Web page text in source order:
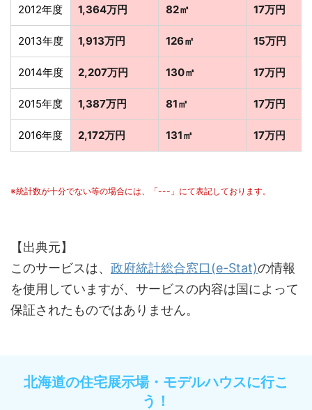
2012年度 1,364万円 82㎡ 17万円
2013年度 1,913万円 126㎡ 15万円
2014年度 2,207万円 130㎡ 17万円
2015年度 1,387万円 81㎡ 17万円
2016年度 2,172万円 131㎡ 17万円
※統計数が十分でない等の場合には、「---」にて表記しております。
【出典元】
このサービスは、 政府統計総合窓口(e-Stat)の情報
を使用していますが、サービスの内容は国によって
保証されたものではありません。
北海道の住宅展示場・モデルハウスに行こ
う！